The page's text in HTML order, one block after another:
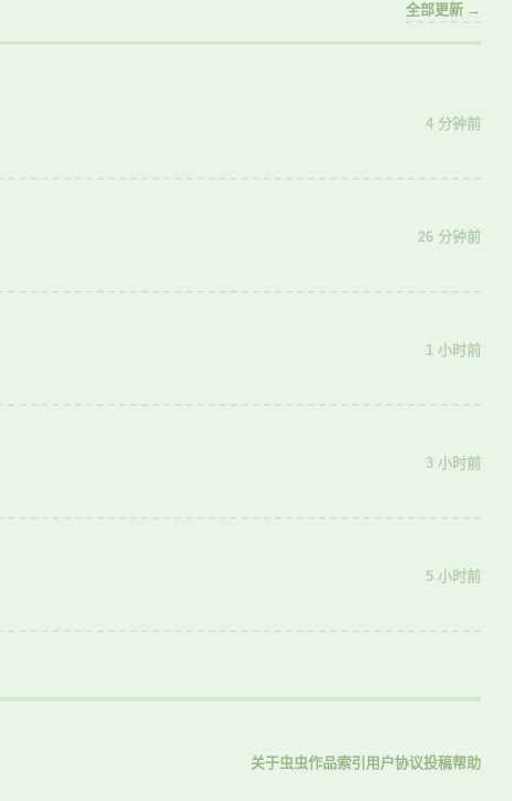
全部更新 →
4 分钟前
26 分钟前
1 小时前
3 小时前
5 小时前
关于虫虫作品索引 用户协议投稿帮助